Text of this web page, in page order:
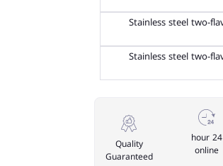
Stainless steel two-
Stainless steel two-
24 hour
online
Quality
Guaranteed